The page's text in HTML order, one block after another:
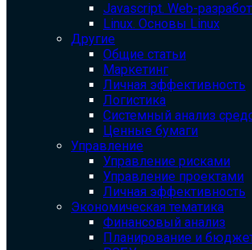
Javascript. Web-
Linux. Основы Linux
Другие
Общие статьи
Маркетинг
Личная эффективность
Логистика
Системный анализ
Ценные бумаги
Управление
Управление рисками
Управление проектами
Личная эффективность
Экономическая тематика
Финансовый анализ
Планирование и